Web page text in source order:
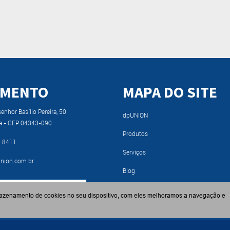
Basílio Pereira, 50
- CEP 04343-090
NOSSO CATÁLOGO
MAPA DO SITE
dpUNION
Produtos
Serviços
Blog
de cookies no seu dispositivo, com eles melhoramos a navegação e